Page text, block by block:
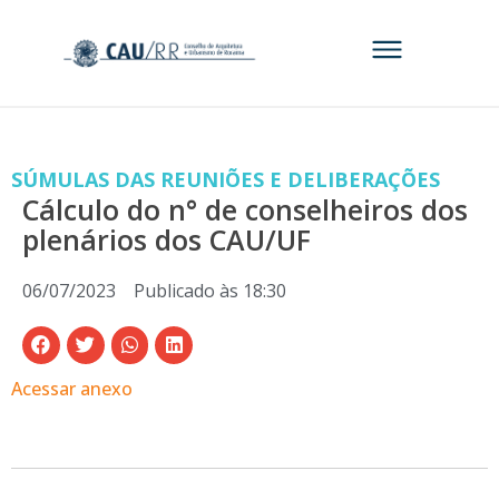
SÚMULAS DAS REUNIÕES E DELIBERAÇÕES
Cálculo do n° de conselheiros dos
plenários dos CAU/UF
06/07/2023 Publicado às 18:30
Acessar anexo